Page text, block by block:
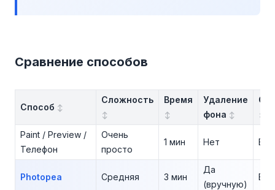
Сравнение способов
Способ
Сложность Время
Удаление
фона
Paint / Preview /
Телефон
Очень
просто
1 мин Нет
Photopea Средняя 3 мин
Да
(вручную)